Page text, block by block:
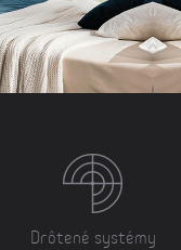
Drôtené systémy